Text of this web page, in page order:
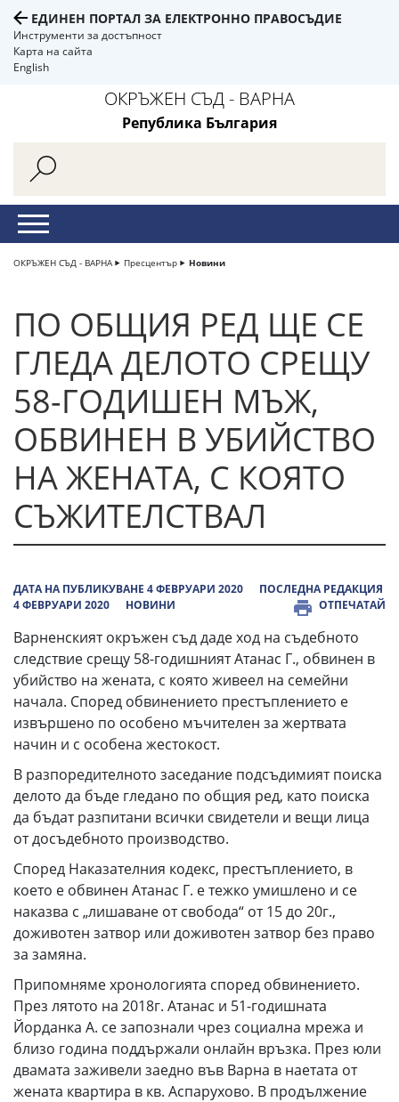
ЕДИНЕН ПОРТАЛ ЗА ЕЛЕКТРОННО ПРАВОСЪДИЕ
Инструменти за достъпност
Карта на сайта
English
ОКРЪЖЕН СЪД - ВАРНА
Република България
ОКРЪЖЕН СЪД - ВАРНА Пресцентър Новини
ПО ОБЩИЯ РЕД ЩЕ СЕ
ГЛЕДА ДЕЛОТО СРЕЩУ
58-ГОДИШЕН МЪЖ,
ОБВИНЕН В УБИЙСТВО
НА ЖЕНАТА, С КОЯТО
СЪЖИТЕЛСТВАЛ
ДАТА НА ПУБЛИКУВАНЕ 4 ФЕВРУАРИ 2020
ПОСЛЕДНА РЕДАКЦИЯ
4 ФЕВРУАРИ 2020
НОВИНИ ОТПЕЧАТАЙ
Варненският окръжен съд даде ход на съдебното
следствие срещу 58-годишният Атанас Г., обвинен в
убийство на жената, с която живеел на семейни
начала. Според обвинението престъплението е
извършено по особено мъчителен за жертвата
начин и с особена жестокост.
В разпоредителното заседание подсъдимият поиска
делото да бъде гледано по общия ред, като поиска
да бъдат разпитани всички свидетели и вещи лица
от досъдебното производство.
Според Наказателния кодекс, престъплението, в
което е обвинен Атанас Г. е тежко умишлено и се
наказва с „лишаване от свобода“ от 15 до 20г.,
доживотен затвор или доживотен затвор без право
за замяна.
Припомняме хронологията според обвинението.
През лятото на 2018г. Атанас и 51-годишната
Йорданка А. се запознали чрез социална мрежа и
близо година поддържали онлайн връзка. През юли
двамата заживели заедно във Варна в наетата от
жената квартира в кв. Аспарухово. В продължение